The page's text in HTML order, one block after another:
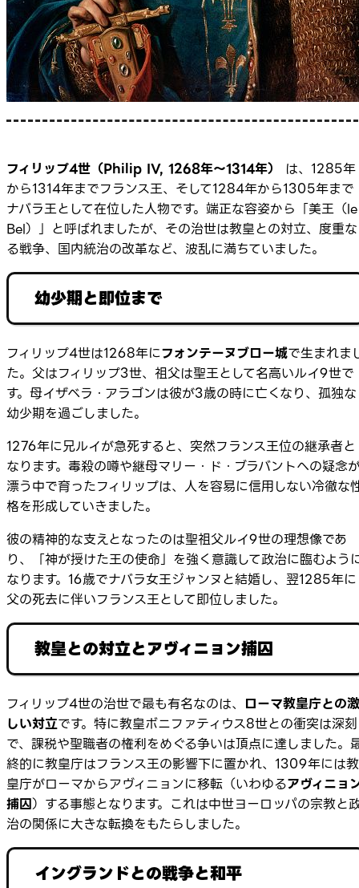
フィリップ4世（Philip IV, 1268年〜1314年）
は、1285年
から1314年までフランス王、そして1284年から1305年まで
ナバラ王として在位した人物です。端正な容姿から「美王（le
Bel）」と呼ばれましたが、その治世は教皇との対立、度重な
る戦争、国内統治の改革など、波乱に満ちていました。
幼少期と即位まで
フィリップ4世は1268年にフォンテーヌブロー城で生まれま
た。父はフィリップ3世、祖父は聖王として名高いルイ9世で
す。母イザベラ・アラゴンは彼が3歳の時に亡くなり、孤独な
幼少期を過ごしました。
1276年に兄ルイが急死すると、突然フランス王位の継承者と
なります。毒殺の噂や継母マリー・ド・ブラバントへの疑念
漂う中で育ったフィリップは、人を容易に信用しない冷徹な
格を形成していきました。
彼の精神的な支えとなったのは聖祖父ルイ9世の理想像であ
り、「神が授けた王の使命」を強く意識して政治に臨むよう
なります。16歳でナバラ女王ジャンヌと結婚し、翌1285年に
父の死去に伴いフランス王として即位しました。
教皇との対立とアヴィニョン捕囚
フィリップ4世の治世で最も有名なのは、 ローマ教皇庁との激
しい対立です。特に教皇ボニファティウス8世との衝突は深刻
で、課税や聖職者の権利をめぐる争いは頂点に達しました。
終的に教皇庁はフランス王の影響下に置かれ、1309年には教
皇庁がローマからアヴィニョンに移転（いわゆるアヴィニョ
捕囚）する事態となります。これは中世ヨーロッパの宗教と
治の関係に大きな転換をもたらしました。
イングランドとの戦争と和平